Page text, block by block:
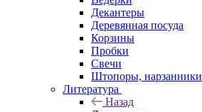
Декантеры
Деревянная посуда
Корзины
Пробки
Свечи
Штопоры, нарзанники
Литература
Назад